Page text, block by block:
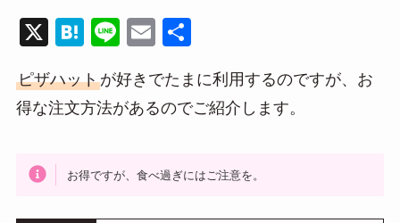
X
H
e
n
Li
e
E
ail
ピザハットが好きでたまに利用するのですが、お
得な注文方法があるのでご紹介します。
お得ですが、食べ過ぎにはご注意を。